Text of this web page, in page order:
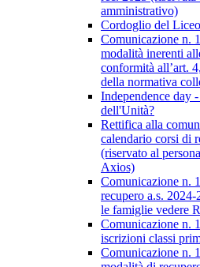
amministrativo)
Cordoglio del
Comunicazione n.
modalità inerenti
conformità all’art.
della normativa
Independence day
dell'Unità?
Rettifica alla
calendario corsi di
(riservato al
Axios)
Comunicazione n.
recupero a.s.
le famiglie vedere
Comunicazione n.
iscrizioni classi
Comunicazione n.